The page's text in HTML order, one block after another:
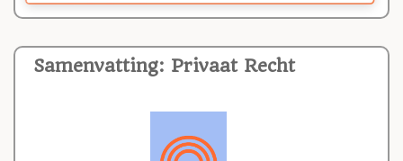
Samenvatting: Privaat Recht